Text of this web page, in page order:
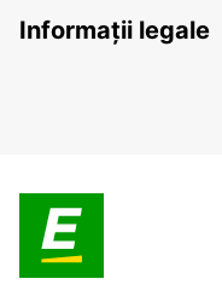
Informații legale